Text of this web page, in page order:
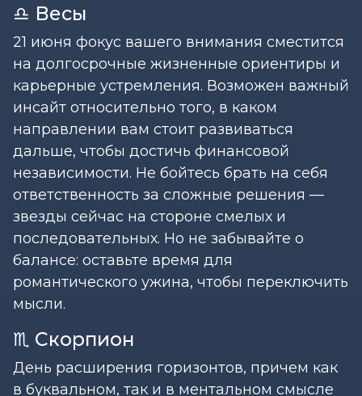
♎ Весы
21 июня фокус вашего внимания сместится
на долгосрочные жизненные ориентиры и
карьерные устремления. Возможен важный
инсайт относительно того, в каком
направлении вам стоит развиваться
дальше, чтобы достичь финансовой
независимости. Не бойтесь брать на себя
ответственность за сложные решения —
звезды сейчас на стороне смелых и
последовательных. Но не забывайте о
балансе: оставьте время для
романтического ужина, чтобы переключить
мысли.
♏ Скорпион
День расширения горизонтов, причем как
в буквальном, так и в ментальном смысле